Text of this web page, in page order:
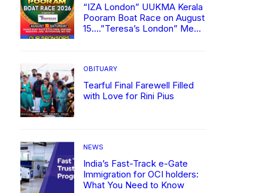
“IZA London” UUKMA Kerala
Pooram Boat Race on August
15….”Teresa’s London” Mega
OBITUARY
Tearful Final Farewell Filled
with Love for Rini Pius
NEWS
India’s Fast-Track e-Gate
Immigration for OCI holders:
What You Need to Know